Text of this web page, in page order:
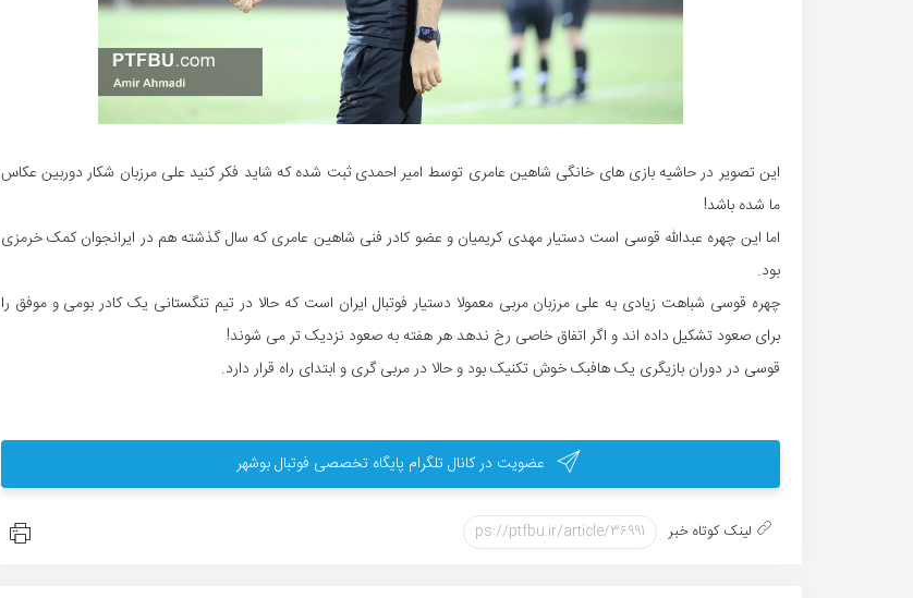
این تصویر در حاشیه بازی های خانگی شاهین عامری توسط امیر احمدی ثبت شده که شاید فکر کنید علی مرزبان شکار دوربین عکاس
ما شده باشد!
اما این چهره عبدالله قوسی است دستیار مهدی کریمیان و عضو کادر فنی شاهین عامری که سال گذشته هم در ایرانجوان کمک خرمزی
بود.
چهره قوسی شباهت زیادی به علی مرزبان مربی معمولا دستیار فوتبال ایران است که حالا در تیم تنگستانی یک کادر بومی و موفق را
برای صعود تشکیل داده اند و اگر اتفاق خاصی رخ ندهد هر هفته به صعود نزدیک تر می شوند!
قوسی در دوران بازیگری یک هافبک خوش تکنیک بود و حالا در مربی گری و ابتدای راه قرار دارد.
عضویت در کانال تلگرام پایگاه تخصصی فوتبال بوشهر
لینک کوتاه خبر